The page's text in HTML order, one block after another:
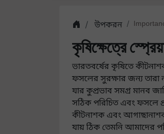
উপকরন
কৃষিক্ষেত্রে
ভারতবর্ষের কৃষিতে
ফসলের সুরক্ষার জন্য তারা
যার কুপ্রভাব সমগ্র মানব
সঠিক পরিচিত এবং ফসলে
কীটনাশক এবং
যায় ঠিক তেমনি আমাদের